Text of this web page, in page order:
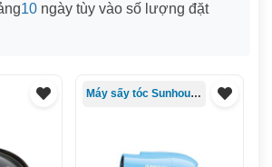
10 ngày tùy vào số lượng đặt
Máy sấy tóc Sunhouse